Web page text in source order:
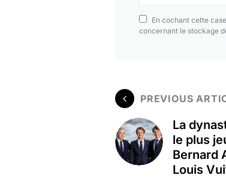
En cochant cette
concernant le stockage
PREVIOUS
La
le plus
Bernard
Louis